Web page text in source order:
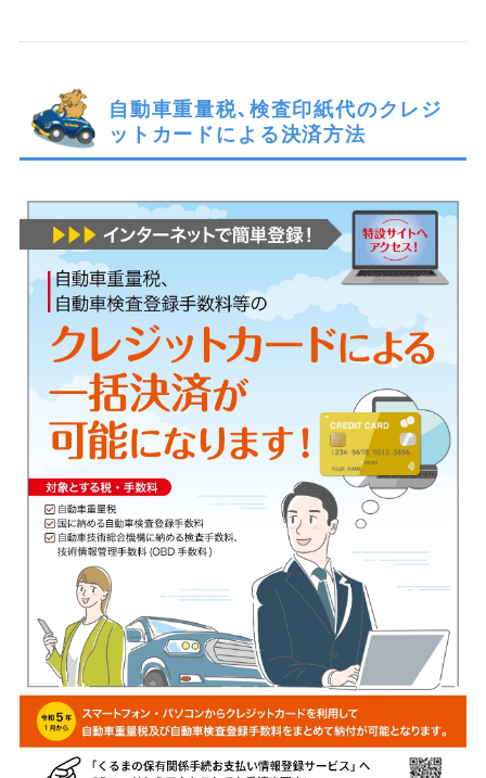
自動車重量税､検査印紙代のクレジ
ットカードによる決済方法